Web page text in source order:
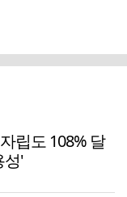
립도 108% 달
성'